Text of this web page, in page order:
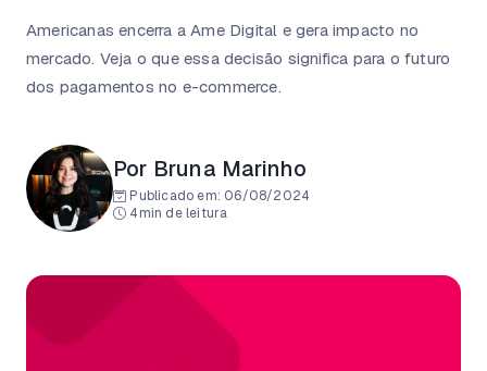
Americanas encerra a Ame Digital e gera impacto no
mercado. Veja o que essa decisão significa para o futuro
dos pagamentos no e-commerce.
Por Bruna Marinho
Publicado em: 06/08/2024
4min de leitura